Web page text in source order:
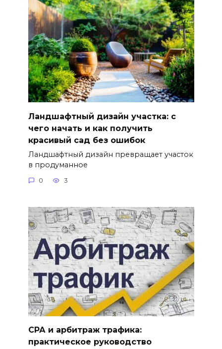
Ландшафтный дизайн участка: с
чего начать и как получить
красивый сад без ошибок
Ландшафтный дизайн превращает участок
в продуманное
0 3
СРА и арбитраж трафика:
практическое руководство